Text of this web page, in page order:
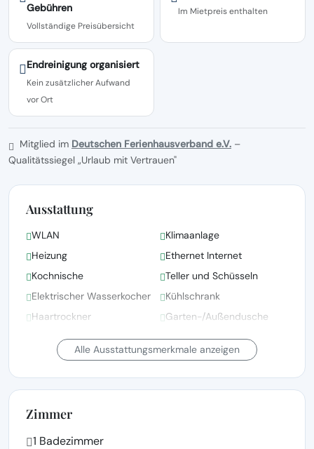
Gebühren
Vollständige Preisübersicht
Im Mietpreis enthalten
Endreinigung organisiert
Kein zusätzlicher Aufwand
vor Ort
Mitglied im Deutschen Ferienhausverband e.V. –
Qualitätssiegel „Urlaub mit Vertrauen"
Ausstattung
WLAN
Klimaanlage
Heizung
Ethernet Internet
Kochnische
Teller und Schüsseln
Elektrischer Wasserkocher
Kühlschrank
Haartrockner
Garten-/Außendusche
Bettwäsche, Handtücher
und Wäsche gemäß den
Behörden gewaschen
Kinderbett(en)/Babybett(en)
Alle Ausstattungsmerkmale anzeigen
Zimmer
1 Badezimmer